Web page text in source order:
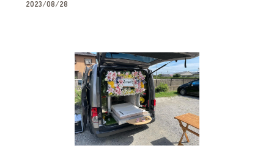
2023/08/28